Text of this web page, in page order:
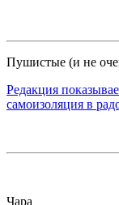
Пушистые (и не
Редакция
самоизоляция в
Чара